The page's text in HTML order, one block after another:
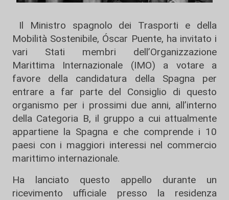
Il Ministro spagnolo dei Trasporti e della
Mobilità Sostenibile, Óscar Puente, ha invitato i
vari Stati membri dell’Organizzazione
Marittima Internazionale (IMO) a votare a
favore della candidatura della Spagna per
entrare a far parte del Consiglio di questo
organismo per i prossimi due anni, all’interno
della Categoria B, il gruppo a cui attualmente
appartiene la Spagna e che comprende i 10
paesi con i maggiori interessi nel commercio
marittimo internazionale.
Ha lanciato questo appello durante un
ricevimento ufficiale presso la residenza